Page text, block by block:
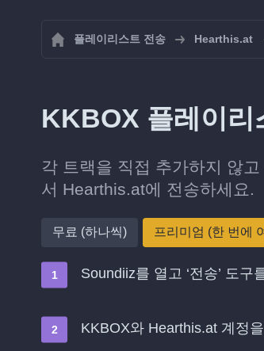
플레이리스트 전송 Hearthis.at
KKBOX 플레이
각 트랙을 직접 추가하지 않
서 Hearthis.at에 전송하세요.
무료 (하나씩) 프리미엄 (한 번에
Soundiiz를 열고 ‘전송’ 도구
KKBOX와 Hearthis.at 계정